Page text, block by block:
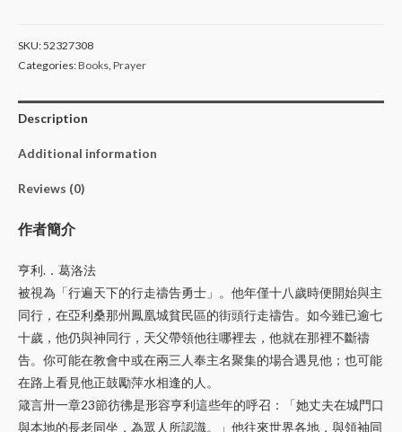
SKU:52327308
Categories:Books Prayer
Description
Additional information
Reviews (0)
作者簡介
亨利.．葛洛法
被視為「行遍天下的行走禱告勇士」。他年僅十八歲時便開始與主
同行，在亞利桑那州鳳凰城貧民區的街頭行走禱告。如今雖已逾七
十歲，他仍與神同行，天父帶領他往哪裡去，他就在那裡不斷禱
告。你可能在教會中或在兩三人奉主名聚集的場合遇見他；也可能
在路上看見他正鼓勵萍水相逢的人。
箴言卅一章23節彷彿是形容亨利這些年的呼召：「她丈夫在城門口
與本地的長老同坐，為眾人所認識。」他往來世界各地，與領袖同